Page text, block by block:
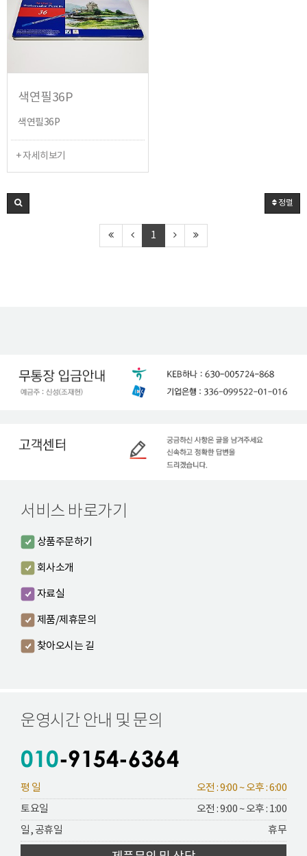
색연필36P
색연필36P
+ 자세히보기
정렬
1
서비스 바로가기
상품주문하기
회사소개
자료실
제품/제휴문의
찾아오시는 길
운영시간 안내 및 문의
평 일
오전 : 9:00 ~ 오후 : 6:00
토요일
오전 : 9:00 ~ 오후 : 1:00
일, 공휴일
휴무